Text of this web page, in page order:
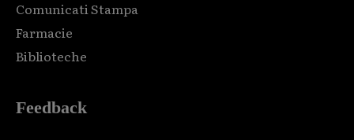
Comunicati Stampa
Farmacie
Biblioteche
Feedback